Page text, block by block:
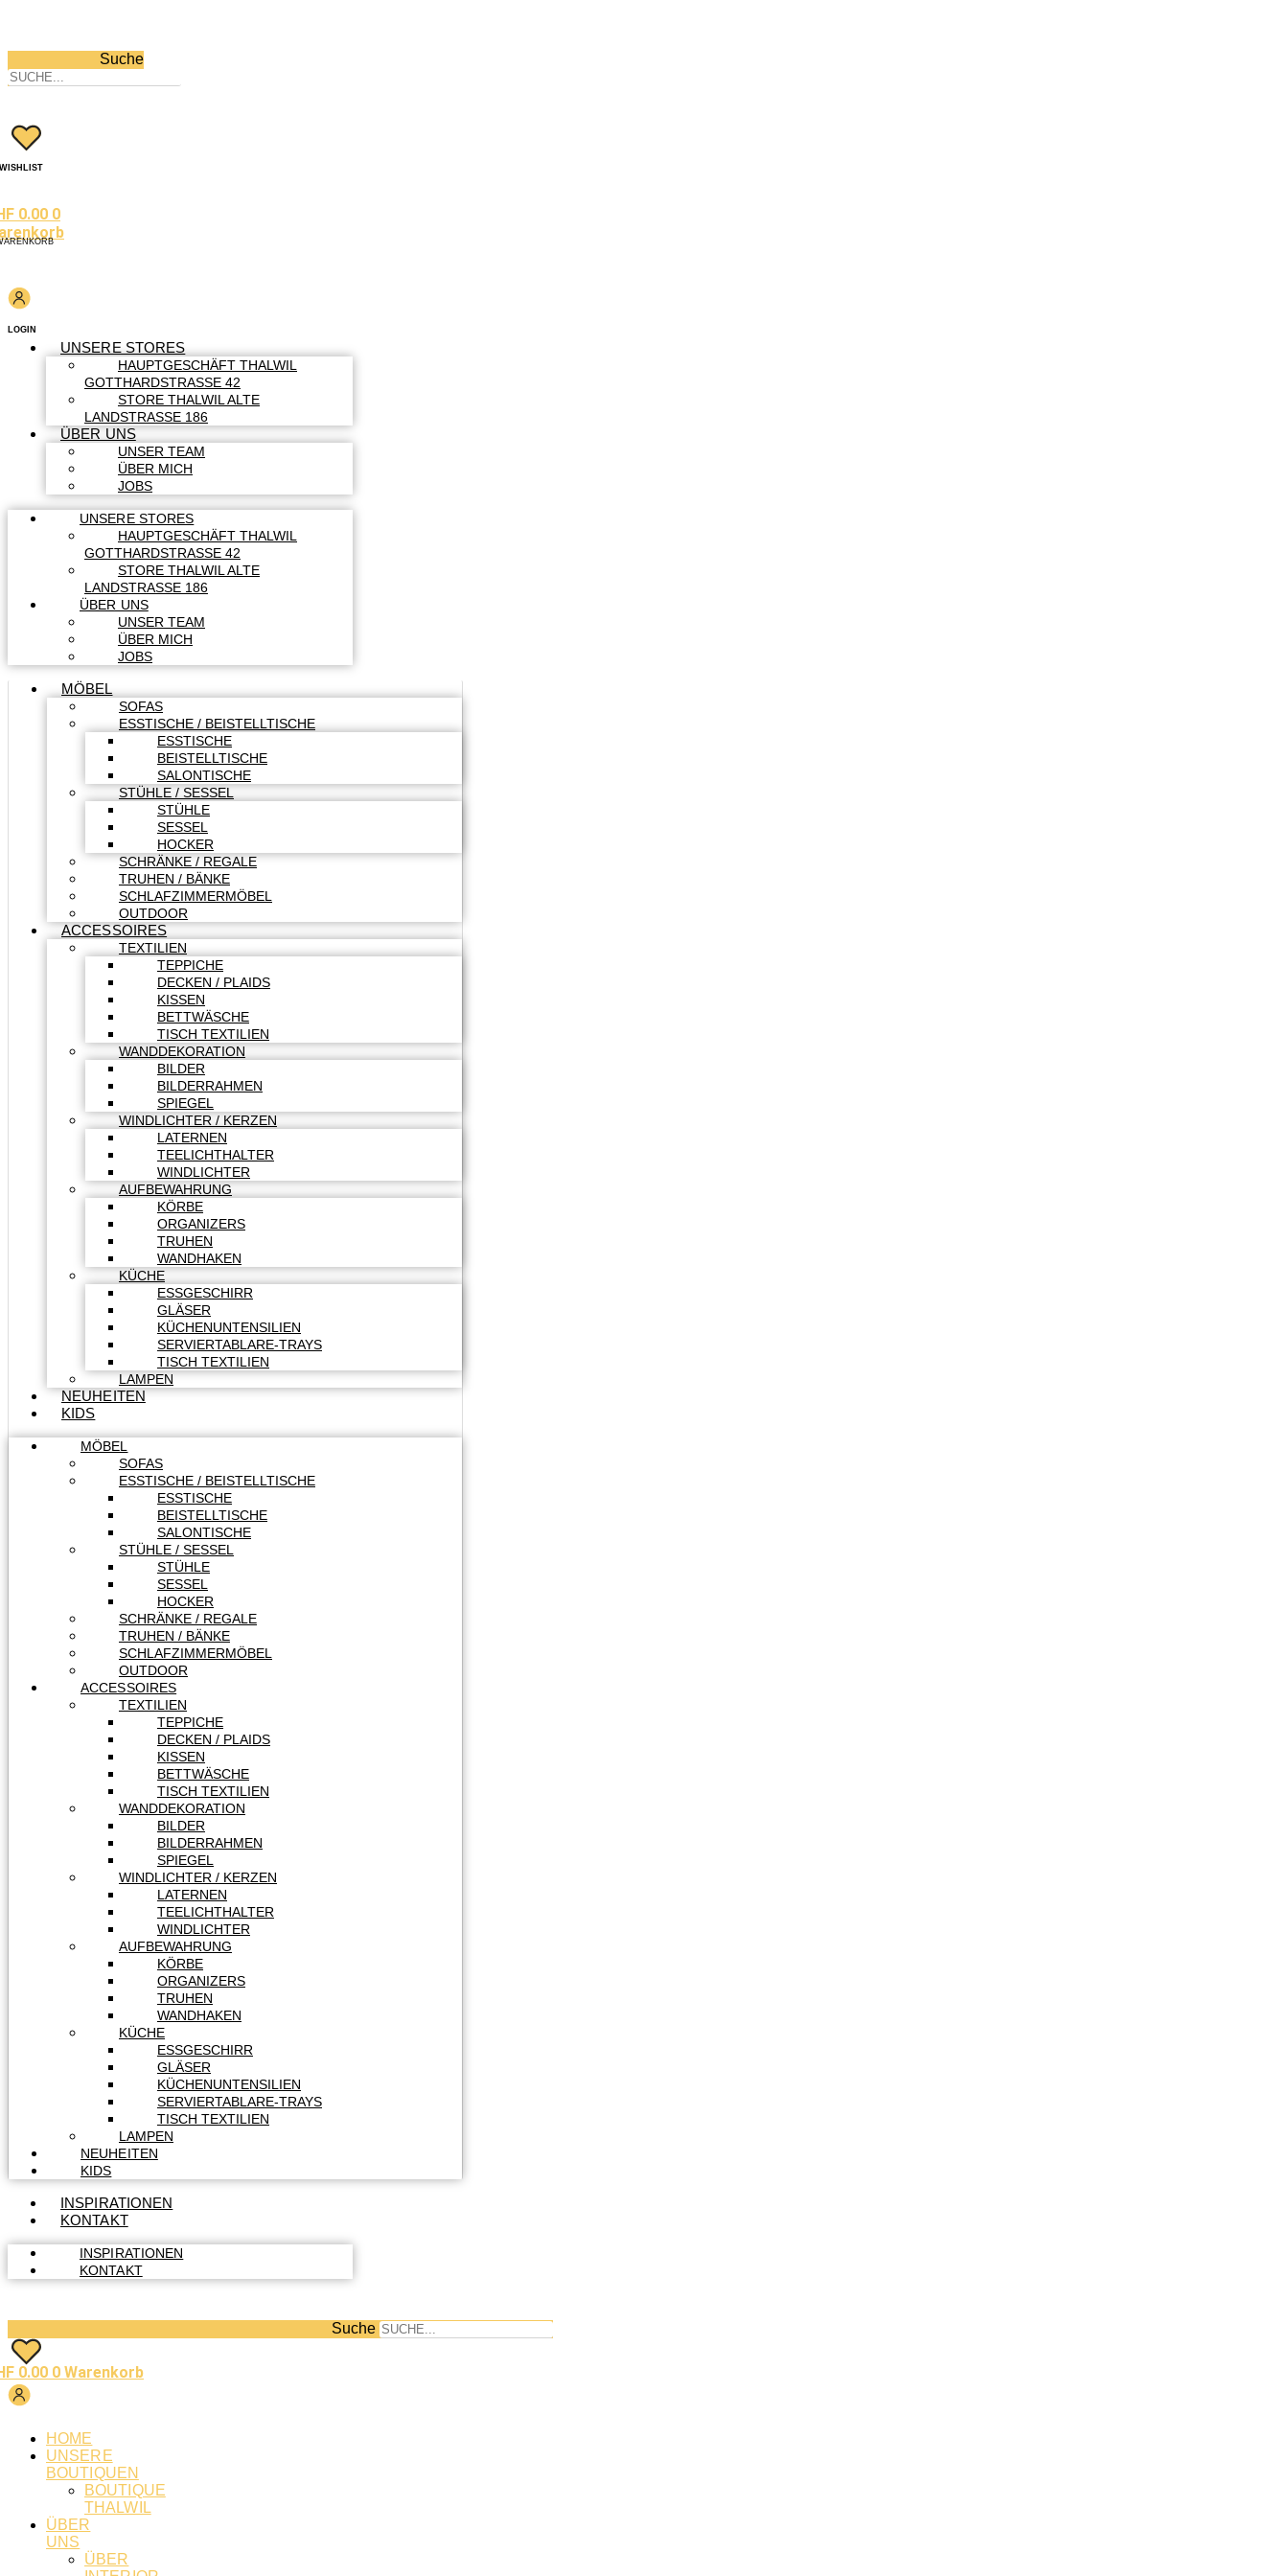
Suche
WISHLIST
0.00 0
LOGIN
UNSERE STORES
HAUPTGESCHÄFT THALWIL
GOTTHARDSTRASSE 42
STORE THALWIL ALTE
LANDSTRASSE 186
ÜBER UNS
UNSER TEAM
ÜBER MICH
JOBS
UNSERE STORES
HAUPTGESCHÄFT THALWIL
GOTTHARDSTRASSE 42
STORE THALWIL ALTE
LANDSTRASSE 186
ÜBER UNS
UNSER TEAM
ÜBER MICH
JOBS
MÖBEL
SOFAS
ESSTISCHE / BEISTELLTISCHE
ESSTISCHE
BEISTELLTISCHE
SALONTISCHE
STÜHLE / SESSEL
STÜHLE
SESSEL
HOCKER
SCHRÄNKE / REGALE
TRUHEN / BÄNKE
SCHLAFZIMMERMÖBEL
OUTDOOR
ACCESSOIRES
TEXTILIEN
TEPPICHE
DECKEN / PLAIDS
KISSEN
BETTWÄSCHE
TISCH TEXTILIEN
WANDDEKORATION
BILDER
BILDERRAHMEN
SPIEGEL
WINDLICHTER / KERZEN
LATERNEN
TEELICHTHALTER
WINDLICHTER
AUFBEWAHRUNG
KÖRBE
ORGANIZERS
TRUHEN
WANDHAKEN
KÜCHE
ESSGESCHIRR
GLÄSER
KÜCHENUNTENSILIEN
SERVIERTABLARE-TRAYS
TISCH TEXTILIEN
LAMPEN
NEUHEITEN
KIDS
MÖBEL
SOFAS
ESSTISCHE / BEISTELLTISCHE
ESSTISCHE
BEISTELLTISCHE
SALONTISCHE
STÜHLE / SESSEL
STÜHLE
SESSEL
HOCKER
SCHRÄNKE / REGALE
TRUHEN / BÄNKE
SCHLAFZIMMERMÖBEL
OUTDOOR
ACCESSOIRES
TEXTILIEN
TEPPICHE
DECKEN / PLAIDS
KISSEN
BETTWÄSCHE
TISCH TEXTILIEN
WANDDEKORATION
BILDER
BILDERRAHMEN
SPIEGEL
WINDLICHTER / KERZEN
LATERNEN
TEELICHTHALTER
WINDLICHTER
AUFBEWAHRUNG
KÖRBE
ORGANIZERS
TRUHEN
WANDHAKEN
KÜCHE
ESSGESCHIRR
GLÄSER
KÜCHENUNTENSILIEN
SERVIERTABLARE-TRAYS
TISCH TEXTILIEN
LAMPEN
NEUHEITEN
KIDS
INSPIRATIONEN
KONTAKT
INSPIRATIONEN
KONTAKT
Suche
0.00 0 Warenkorb
HOME
UNSERE
BOUTIQUEN
BOUTIQUE
THALWIL
ÜBER
UNS
ÜBER